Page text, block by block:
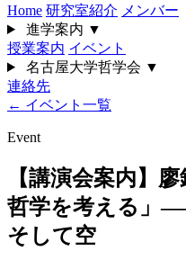
Home 研究室紹介 メンバー
進学案内 ▼
授業案内 イベント
名古屋大学哲学会 ▼
連絡先
← イベント一覧
Event
【講演会案内】
哲学を考える」
そして空